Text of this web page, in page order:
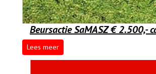
Beursactie SaMASZ € 2.500,-
Lees meer